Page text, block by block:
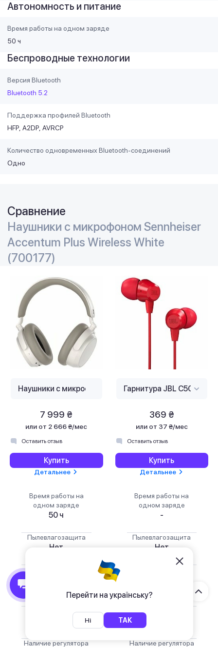
Перейти на українську?
Ні ТАК
Автономность и питание
Время работы на одном заряде
50 ч
Беспроводные технологии
Версия Bluetooth
Bluetooth 5.2
Поддержка профилей Bluetooth
HFP A2DP AVRCP
Количество одновременных Bluetooth-соединений
Одно
Сравнение
Наушники с микрофоном Sennheiser
Accentum Plus Wireless White
(700177)
7 999 ₴
или от 2 666 ₴/мес
Оставить отзыв
Купить
Детальнее
Время работы на
одном заряде
50 ч
Пылевлагозащита
Нет
Сопротивление
Наличие регулятора
369 ₴
или от 37 ₴/мес
Оставить отзыв
Купить
Детальнее
Время работы на
одном заряде
-
Пылевлагозащита
Нет
Сопротивление
Наличие регулятора